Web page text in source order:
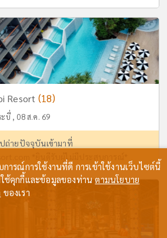
Resort (18)
ะบี่ , 08 ส.ค. 69
ถ่ายปัจจุบันเข้ามาที่
ารณ์การใช้งานที่ดี การเข้าใช้งานเว็บไซต์นี้
ช้คุกกี้และข้อมูลของท่านตามนโยบาย
ของเรา